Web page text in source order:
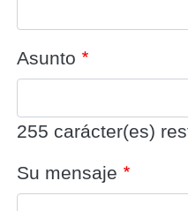
Asunto
255 carácter(es)
Su mensaje